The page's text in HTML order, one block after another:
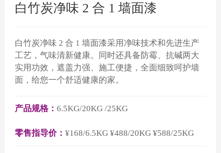
白竹炭净味 2 合 1 墙面漆
白竹炭净味 2 合 1 墙面漆采用净味技术和先进生产
工艺，气味清新健康。同时还具备防霉、抗碱两大
实用功效，遮盖力强、施工便捷，全面细致呵护墙
面，给您一个舒适健康的家。
产品规格： 6.5KG/20KG /25KG
零售指导价： ¥168/6.5KG ¥488/20KG ¥588/25KG